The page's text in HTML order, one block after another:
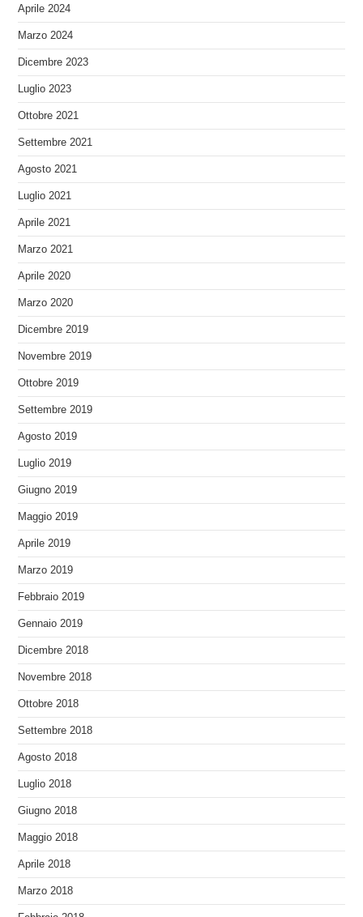
Aprile 2024
Marzo 2024
Dicembre 2023
Luglio 2023
Ottobre 2021
Settembre 2021
Agosto 2021
Luglio 2021
Aprile 2021
Marzo 2021
Aprile 2020
Marzo 2020
Dicembre 2019
Novembre 2019
Ottobre 2019
Settembre 2019
Agosto 2019
Luglio 2019
Giugno 2019
Maggio 2019
Aprile 2019
Marzo 2019
Febbraio 2019
Gennaio 2019
Dicembre 2018
Novembre 2018
Ottobre 2018
Settembre 2018
Agosto 2018
Luglio 2018
Giugno 2018
Maggio 2018
Aprile 2018
Marzo 2018